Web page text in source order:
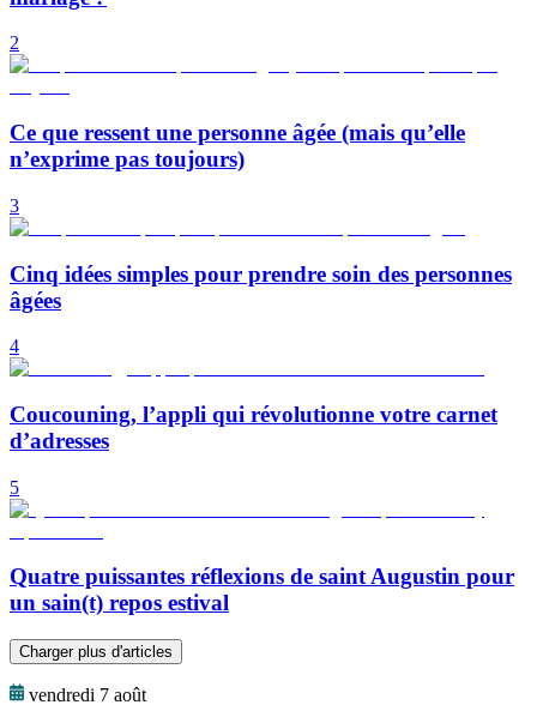
2
Ce que ressent une personne âgée (mais qu’elle
n’exprime pas toujours)
3
Cinq idées simples pour prendre soin des personnes
âgées
4
Coucouning, l’appli qui révolutionne votre carnet
d’adresses
5
Quatre puissantes réflexions de saint Augustin pour
un sain(t) repos estival
Charger plus d'articles
vendredi 7 août